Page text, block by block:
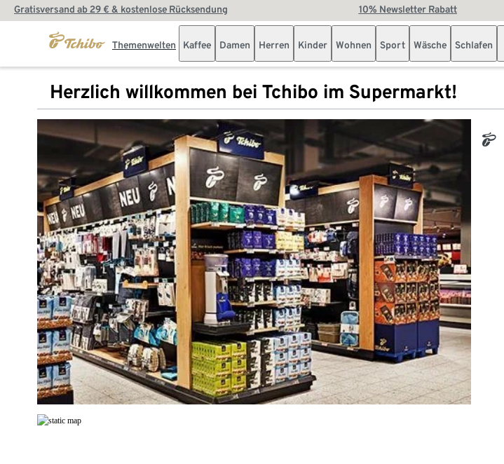
Gratisversand ab 29 € & kostenlose Rücksendung 10% Newsletter Rabatt
Themenwelten Kaffee Damen Herren Kinder Wohnen Sport Wäsche Schlafen
Herzlich willkommen bei Tchibo im Supermarkt!
tchibo_logo